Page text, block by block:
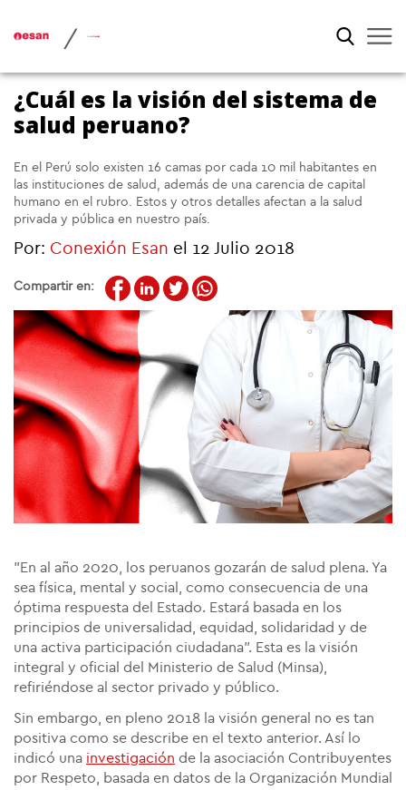
/
¿Cuál es la visión del sistema de
salud peruano?
En el Perú solo existen 16 camas por cada 10 mil habitantes en
las instituciones de salud, además de una carencia de capital
humano en el rubro. Estos y otros detalles afectan a la salud
privada y pública en nuestro país.
Por: Conexión Esan el 12 Julio 2018
Compartir en:
"En al año 2020, los peruanos gozarán de salud plena. Ya
sea física, mental y social, como consecuencia de una
óptima respuesta del Estado. Estará basada en los
principios de universalidad, equidad, solidaridad y de
una activa participación ciudadana". Esta es la visión
integral y oficial del Ministerio de Salud (Minsa),
refiriéndose al sector privado y público.
Sin embargo, en pleno 2018 la visión general no es tan
positiva como se describe en el texto anterior. Así lo
indicó una investigación de la asociación Contribuyentes
por Respeto, basada en datos de la Organización Mundial